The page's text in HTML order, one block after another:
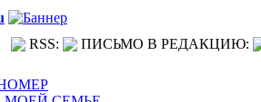
RSS: ПИСЬМО В РЕДАКЦИЮ: